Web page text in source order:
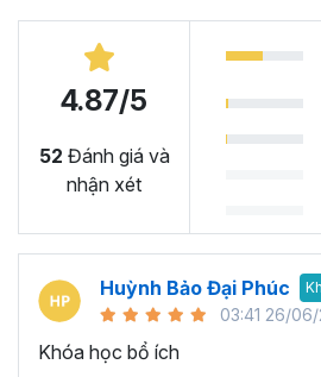
4.87/5
52 Đánh giá và
nhận xét
Huỳnh Bảo Đại Phúc
03:41 26/
Khóa học bổ ích